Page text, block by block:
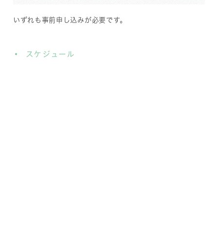
いずれも事前申し込みが必要です。
スケジュール